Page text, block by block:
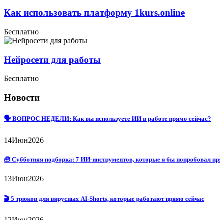
Как использовать платформу 1kurs.online
Бесплатно
Нейросети для работы
Бесплатно
Новости
🗣 ВОПРОС НЕДЕЛИ: Как вы используете ИИ в работе прямо сейчас?
14Июн2026
🧰 Субботняя подборка: 7 ИИ-инструментов, которые я бы попробовал
13Июн2026
🎬 5 трюков для вирусных AI-Shorts, которые работают прямо сейчас